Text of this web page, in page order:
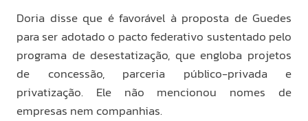
Doria disse que é favorável à proposta de Guedes
para ser adotado o pacto federativo sustentado pelo
programa de desestatização, que engloba projetos
de concessão, parceria público-privada e
privatização. Ele não mencionou nomes de
empresas nem companhias.